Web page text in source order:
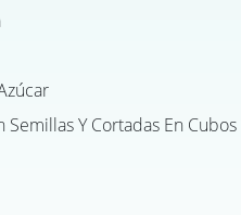
Semillas Y Cortadas En Cubos